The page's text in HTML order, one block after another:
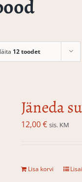
12 toodet
Jäneda
12,00€ sis. KM
Lisa korvi